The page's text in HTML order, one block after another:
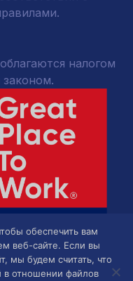
налогом
обеспечить вам
веб-сайте. Если вы
мы будем считать, что
в отношении файлов